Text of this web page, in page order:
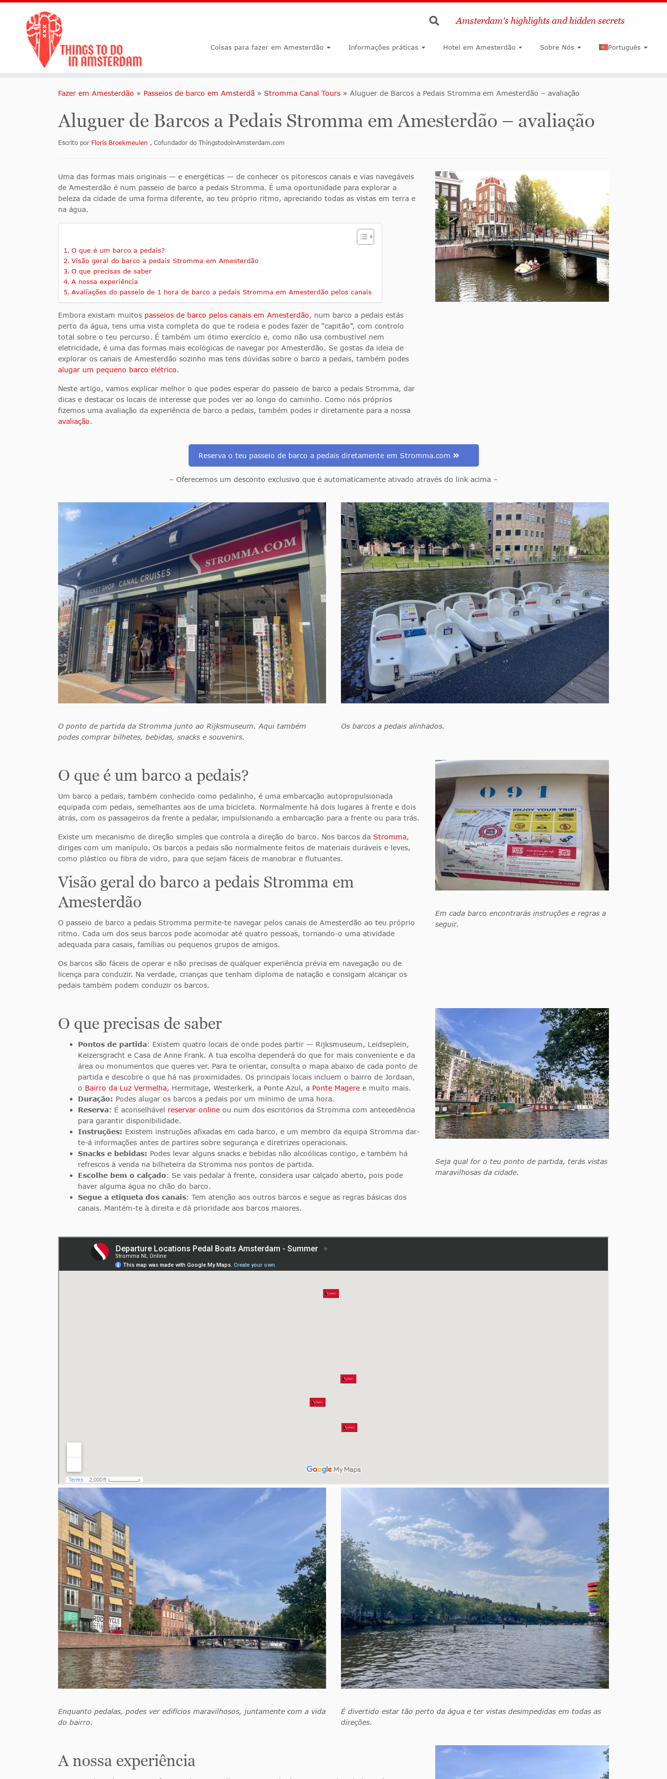
Pesquisar
Amsterdam's highlights and hidden secrets
Coisas para fazer em Amesterdão Informações práticas Hotel em Amesterdão Sobre Nós Português
Fazer em Amesterdão » Passeios de barco em Amsterdã » Stromma Canal Tours » Aluguer de Barcos a Pedais Stromma em Amesterdão – avaliação
Aluguer de Barcos a Pedais Stromma em Amesterdão – avaliação
Escrito por Floris Broekmeulen , Cofundador do ThingstodoinAmsterdam.com
Uma das formas mais originais — e energéticas — de conhecer os pitorescos canais e vias navegáveis
de Amesterdão é num passeio de barco a pedais Stromma. É uma oportunidade para explorar a
beleza da cidade de uma forma diferente, ao teu próprio ritmo, apreciando todas as vistas em terra e
na água.
O que é um barco a pedais?
Visão geral do barco a pedais Stromma em Amesterdão
O que precisas de saber
A nossa experiência
Avaliações do passeio de 1 hora de barco a pedais Stromma em Amesterdão pelos canais
Embora existam muitos passeios de barco pelos canais em Amesterdão, num barco a pedais estás
perto da água, tens uma vista completa do que te rodeia e podes fazer de “capitão”, com controlo
total sobre o teu percurso. É também um ótimo exercício e, como não usa combustível nem
eletricidade, é uma das formas mais ecológicas de navegar por Amesterdão. Se gostas da ideia de
explorar os canais de Amesterdão sozinho mas tens dúvidas sobre o barco a pedais, também podes
alugar um pequeno barco elétrico.
Neste artigo, vamos explicar melhor o que podes esperar do passeio de barco a pedais Stromma, dar
dicas e destacar os locais de interesse que podes ver ao longo do caminho. Como nós próprios
fizemos uma avaliação da experiência de barco a pedais, também podes ir diretamente para a nossa
avaliação.
Reserva o teu passeio de barco a pedais diretamente em Stromma.com
– Oferecemos um desconto exclusivo que é automaticamente ativado através do link acima –
O ponto de partida da Stromma junto ao Rijksmuseum. Aqui também
podes comprar bilhetes, bebidas, snacks e souvenirs.
Os barcos a pedais alinhados.
O que é um barco a pedais?
Um barco a pedais, também conhecido como pedalinho, é uma embarcação autopropulsionada
equipada com pedais, semelhantes aos de uma bicicleta. Normalmente há dois lugares à frente e dois
atrás, com os passageiros da frente a pedalar, impulsionando a embarcação para a frente ou para trás.
Existe um mecanismo de direção simples que controla a direção do barco. Nos barcos da Stromma,
diriges com um manípulo. Os barcos a pedais são normalmente feitos de materiais duráveis e leves,
como plástico ou fibra de vidro, para que sejam fáceis de manobrar e flutuantes.
Visão geral do barco a pedais Stromma em
Amesterdão
O passeio de barco a pedais Stromma permite-te navegar pelos canais de Amesterdão ao teu próprio
ritmo. Cada um dos seus barcos pode acomodar até quatro pessoas, tornando-o uma atividade
adequada para casais, famílias ou pequenos grupos de amigos.
Os barcos são fáceis de operar e não precisas de qualquer experiência prévia em navegação ou de
licença para conduzir. Na verdade, crianças que tenham diploma de natação e consigam alcançar os
pedais também podem conduzir os barcos.
Em cada barco encontrarás instruções e regras a
seguir.
O que precisas de saber
Pontos de partida: Existem quatro locais de onde podes partir — Rijksmuseum, Leidseplein,
Keizersgracht e Casa de Anne Frank. A tua escolha dependerá do que for mais conveniente e da
área ou monumentos que queres ver. Para te orientar, consulta o mapa abaixo de cada ponto de
partida e descobre o que há nas proximidades. Os principais locais incluem o bairro de Jordaan,
o Bairro da Luz Vermelha, Hermitage, Westerkerk, a Ponte Azul, a Ponte Magere e muito mais.
Duração: Podes alugar os barcos a pedais por um mínimo de uma hora.
Reserva: É aconselhável reservar online ou num dos escritórios da Stromma com antecedência
para garantir disponibilidade.
Instruções: Existem instruções afixadas em cada barco, e um membro da equipa Stromma dar-
te-á informações antes de partires sobre segurança e diretrizes operacionais.
Snacks e bebidas: Podes levar alguns snacks e bebidas não alcoólicas contigo, e também há
refrescos à venda na bilheteira da Stromma nos pontos de partida.
Escolhe bem o calçado: Se vais pedalar à frente, considera usar calçado aberto, pois pode
haver alguma água no chão do barco.
Segue a etiqueta dos canais: Tem atenção aos outros barcos e segue as regras básicas dos
canais. Mantém-te à direita e dá prioridade aos barcos maiores.
Seja qual for o teu ponto de partida, terás vistas
maravilhosas da cidade.
Enquanto pedalas, podes ver edifícios maravilhosos, juntamente com a vida
do bairro.
É divertido estar tão perto da água e ter vistas desimpedidas em todas as
direções.
A nossa experiência